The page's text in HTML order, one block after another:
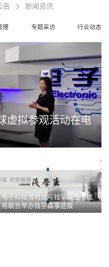
告 新闻资讯
理 专题采访 行业动态
虚拟参观活动在电
电子科技博物馆与钱学森图书馆
将联合举办钱学森事迹展